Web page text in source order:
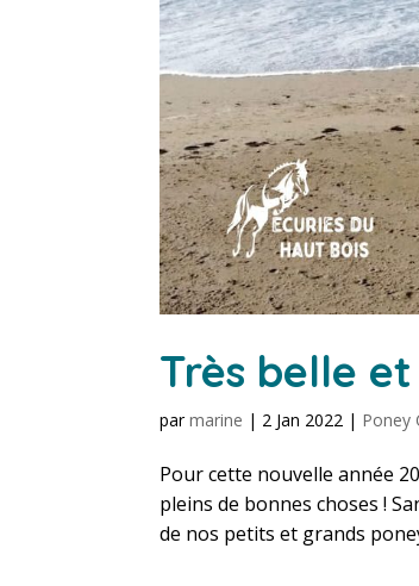
Très belle
parmarine | 2 Jan 2022 | Poney
Pour cette nouvelle année
pleins de bonnes choses !
de nos petits et grands